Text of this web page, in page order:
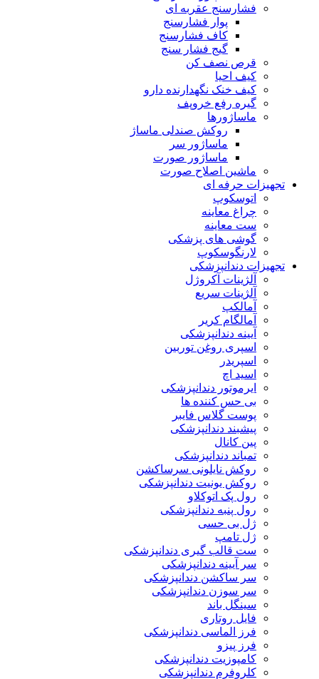
فشارسنج عقربه ای
پوار فشارسنج
کاف فشارسنج
گیج فشار سنج
قرص نصف کن
کیف احیا
کیف خنک نگهدارنده دارو
گیره رفع خروپف
ماساژورها
روکش صندلی ماساژ
ماساژور سر
ماساژور صورت
ماشین اصلاح صورت
تجهیزات حرفه ای
اتوسکوپ
چراغ معاینه
ست معاینه
گوشی های پزشکی
لارنگوسکوپ
تجهیزات دندانپزشکی
آلژینات آکروژل
آلژینات سریع
آمالکپ
آمالگام کریر
آیینه دندانپزشکی
اسپری روغن توربین
اسپریدر
اسید اچ
ایرموتور دندانپزشکی
بی حس کننده ها
پوست گلاس فایبر
پیشبند دندانپزشکی
پین کانال
تمباند دندانپزشکی
روکش نایلونی سرساکشن
روکش یونیت دندانپزشکی
رول پک اتوکلاو
رول پنبه دندانپزشکی
ژل بی حسی
ژل تامپ
ست قالب گیری دندانپزشکی
سر آیینه دندانپزشکی
سر ساکشن دندانپزشکی
سر سوزن دندانپزشکی
سینگل باند
فایل روتاری
فرز الماسی دندانپزشکی
فرز پیزو
کامپوزیت دندانپزشکی
کلروفرم دندانپزشکی